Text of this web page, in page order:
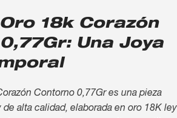
18k Corazón
Una Joya
Contorno 0,77Gr es una pieza
alta calidad, elaborada en oro 18K ley